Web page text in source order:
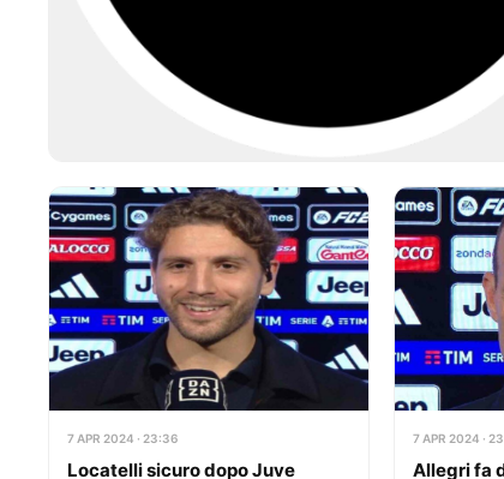
7 APR 2024 · 23:36
Locatelli sicuro dopo Juve
7 APR 2024 ·
Allegri fa